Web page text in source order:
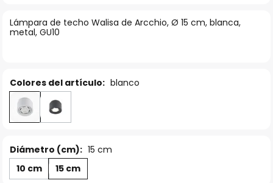
galería
de
Lámpara de techo Walisa de Arcchio, Ø 15 cm, blanca,
metal, GU10
Colores del artículo: blanco
Diámetro (cm): 15 cm
10 cm
15 cm